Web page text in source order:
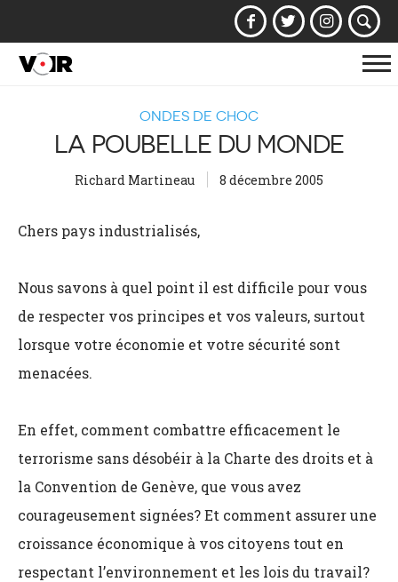
ONDES DE CHOC
LA POUBELLE DU MONDE
Richard Martineau 8 décembre 2005
Chers pays industrialisés,
Nous savons à quel point il est difficile pour vous
de respecter vos principes et vos valeurs, surtout
lorsque votre économie et votre sécurité sont
menacées.
En effet, comment combattre efficacement le
terrorisme sans désobéir à la Charte des droits et à
la Convention de Genève, que vous avez
courageusement signées? Et comment assurer une
croissance économique à vos citoyens tout en
respectant l’environnement et les lois du travail?